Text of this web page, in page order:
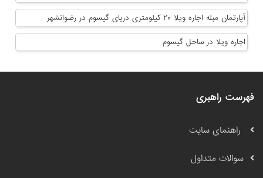
آپارتمان مبله اجاره ویلا ۲۰ کیلومتری دریای گیسوم در رضوانشهر
اجاره ویلا در ساحل گیسوم
فهرست راهبری
راهنمای سایت
سوالات متداول